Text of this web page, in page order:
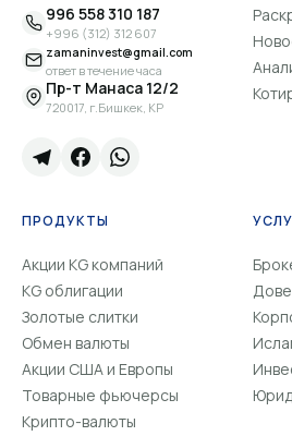
996 558 310 187
+996 (312) 312 607
zamaninvest@gmail.com
ответ в течение часа
Пр-т Манаса 12/2
720017, г.Бишкек, КР
ПРОДУКТЫ
Акции KG компаний
KG облигации
Золотые слитки
Обмен валюты
Акции США и Европы
Товарные фьючерсы
Крипто-валюты